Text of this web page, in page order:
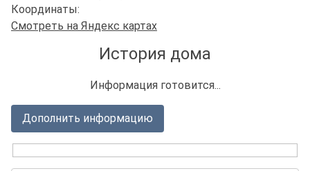
Координаты:
Смотреть на Яндекс картах
История дома
Информация готовится...
Дополнить информацию